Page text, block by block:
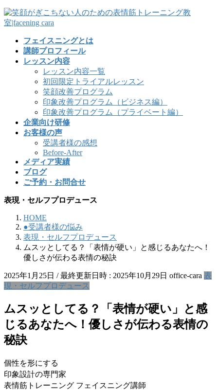
フェイスニングとは
講師プロフィール
レッスン内容
レッスン内容一覧
初回限定トライアルレッスン
笑顔改善プログラム
印象改善プログラム（ビジネス編）
印象改善プログラム（プライベート編）
企業向け研修
お客様の声
受講者様の感想
Before-After
メディア実績
ブログ
ご予約・お問合せ
表現・セルフプロデュース
HOME
●受講者様の悩み
表現・セルフプロデュース
ムスッとしてる？「表情が硬い」と感じるあなたへ！
優しさが伝わる表情の秘訣
2025年1月25日 / 最終更新日時 : 2025年10月29日 office-cara 表
現・セルフプロデュース
ムスッとしてる？「表情が硬い」と感
じるあなたへ！優しさが伝わる表情の
秘訣
個性を形にする
印象設計の専門家
表情筋トレーニング フェイスニング講師